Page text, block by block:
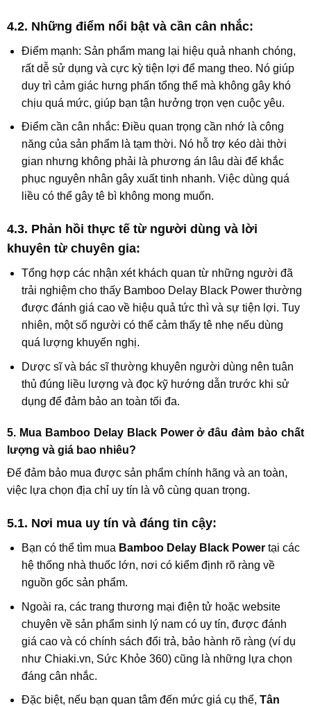
4.2. Những điểm nổi bật và cần cân nhắc:
Điểm mạnh: Sản phẩm mang lại hiệu quả nhanh chóng,
rấtdễ sử dụng và cực kỳ tiện lợi để mang theo. Nó giúp
duy trì cảm giác hưng phấn tổng thể mà không gây khó
chịu quá mức, giúp bạn tận hưởng trọn vẹn cuộc yêu.
Điểm cần cân nhắc: Điều quan trọng cần nhớ là công
năng của sản phẩm là tạm thời. Nó hỗ trợ kéo dài thời
gian nhưng không phải là phương án lâu dài để khắc
phục nguyên nhân gây xuất tinh nhanh. Việc dùng quá
liều có thể gây tê bì không mong muốn.
4.3. Phản hồi thực tế từ người dùng và lời
khuyên từ chuyên gia:
Tổng hợp các nhận xét khách quan từ những người đã
trải nghiệm cho thấy Bamboo Delay Black Power thường
được đánh giá cao về hiệu quả tức thì và sự tiện lợi. Tuy
nhiên, một số người có thể cảm thấy tê nhẹ nếu dùng
quá lượng khuyến nghị.
Dược sĩ và bác sĩ thường khuyên người dùng nên tuân
thủ đúng liều lượng và đọc kỹ hướng dẫn trước khi sử
dụng để đảm bảo an toàn tối đa.
5. Mua Bamboo Delay Black Power ở đâu đảm bảo chất
lượng và giá bao nhiêu?
Để đảm bảo mua được sản phẩm chính hãng và an toàn,
việc lựa chọn địa chỉ uy tín là vô cùng quan trọng.
5.1. Nơi mua uy tín và đáng tin cậy:
Bạn có thể tìm mua Bamboo Delay Black Powertại các
hệ thống nhà thuốc lớn, nơi có kiểm định rõ ràng về
nguồn gốc sản phẩm.
Ngoài ra, các trang thương mại điện tử hoặc website
chuyên về sản phẩm sinh lý nam có uy tín, được đánh
giá cao và có chính sách đổi trả, bảo hành rõ ràng (ví dụ
như Chiaki.vn, Sức Khỏe 360) cũng là những lựa chọn
đáng cân nhắc.
Đặc biệt, nếu bạn quan tâm đến mức giá cụ thể, Tân